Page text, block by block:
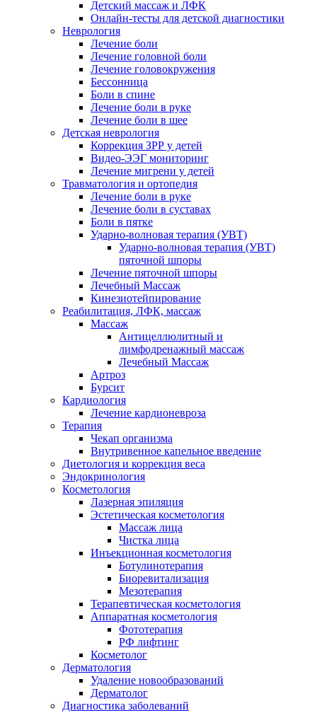
Детский массаж и ЛФК
Онлайн-тесты для детской диагностики
Неврология
Лечение боли
Лечение головной боли
Лечение головокружения
Бессонница
Боли в спине
Лечение боли в руке
Лечение боли в шее
Детская неврология
Коррекция ЗРР у детей
Видео-ЭЭГ мониторинг
Лечение мигрени у детей
Травматология и ортопедия
Лечение боли в руке
Лечение боли в суставах
Боли в пятке
Ударно-волновая терапия (УВТ)
Ударно-волновая терапия (УВТ)
пяточной шпоры
Лечение пяточной шпоры
Лечебный Массаж
Кинезиотейпирование
Реабилитация, ЛФК, массаж
Массаж
Антицеллюлитный и
лимфодренажный массаж
Лечебный Массаж
Артроз
Бурсит
Кардиология
Лечение кардионевроза
Терапия
Чекап организма
Внутривенное капельное введение
Диетология и коррекция веса
Эндокринология
Косметология
Лазерная эпиляция
Эстетическая косметология
Массаж лица
Чистка лица
Инъекционная косметология
Ботулинотерапия
Биоревитализация
Мезотерапия
Терапевтическая косметология
Аппаратная косметология
Фототерапия
РФ лифтинг
Косметолог
Дерматология
Удаление новообразований
Дерматолог
Диагностика заболеваний